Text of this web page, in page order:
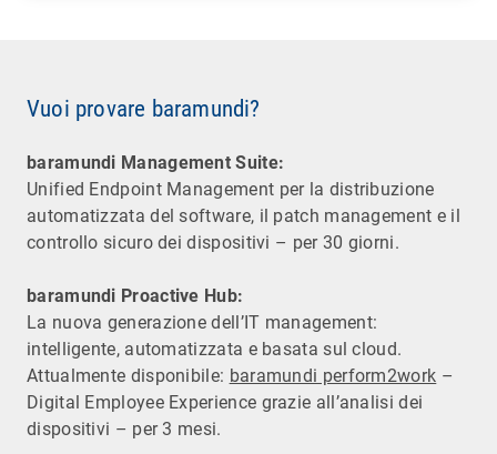
Vuoi provare baramundi?
baramundi Management Suite:
Unified Endpoint Management per la distribuzione
automatizzata del software, il patch management e il
controllo sicuro dei dispositivi – per 30 giorni.
baramundi Proactive Hub:
La nuova generazione dell’IT management:
intelligente, automatizzata e basata sul cloud.
Attualmente disponibile: baramundi perform2work –
Digital Employee Experience grazie all’analisi dei
dispositivi – per 3 mesi.